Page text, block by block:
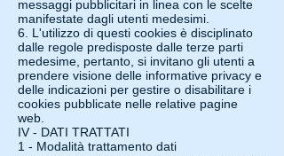
messaggi pubblicitari in linea con le scelte
manifestate dagli utenti medesimi.
6. L'utilizzo di questi cookies è disciplinato
dalle regole predisposte dalle terze parti
medesime, pertanto, si invitano gli utenti a
prendere visione delle informative privacy e
delle indicazioni per gestire o disabilitare i
cookies pubblicate nelle relative pagine
web.
IV - DATI TRATTATI
1 - Modalità trattamento dati